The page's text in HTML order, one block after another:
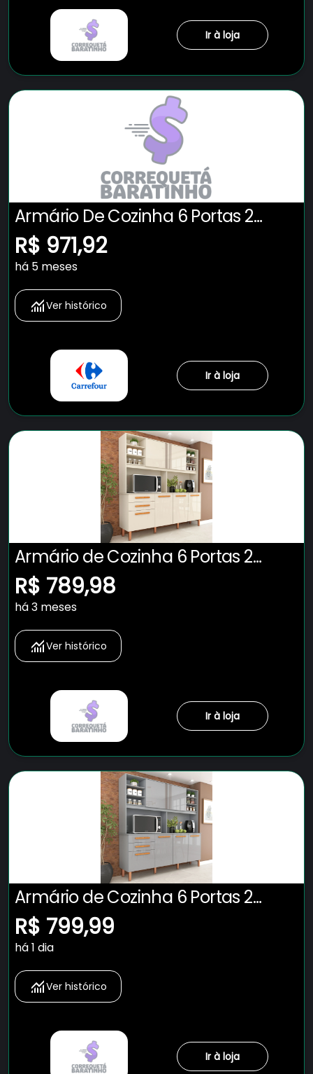
Ir à loja
Armário De Cozinha 6 Portas 2
Gavetas Adelle Yescasa Branco
Neve
R$ 971,92
há 5 meses
Ver histórico
Ir à loja
Armário de Cozinha 6 Portas 2
Gavetas Adelle Yescasa
R$ 789,98
há 3 meses
Ver histórico
Ir à loja
Armário de Cozinha 6 Portas 2
Gavetas Adelle Yescasa Cinza
R$ 799,99
há 1 dia
Ver histórico
Ir à loja